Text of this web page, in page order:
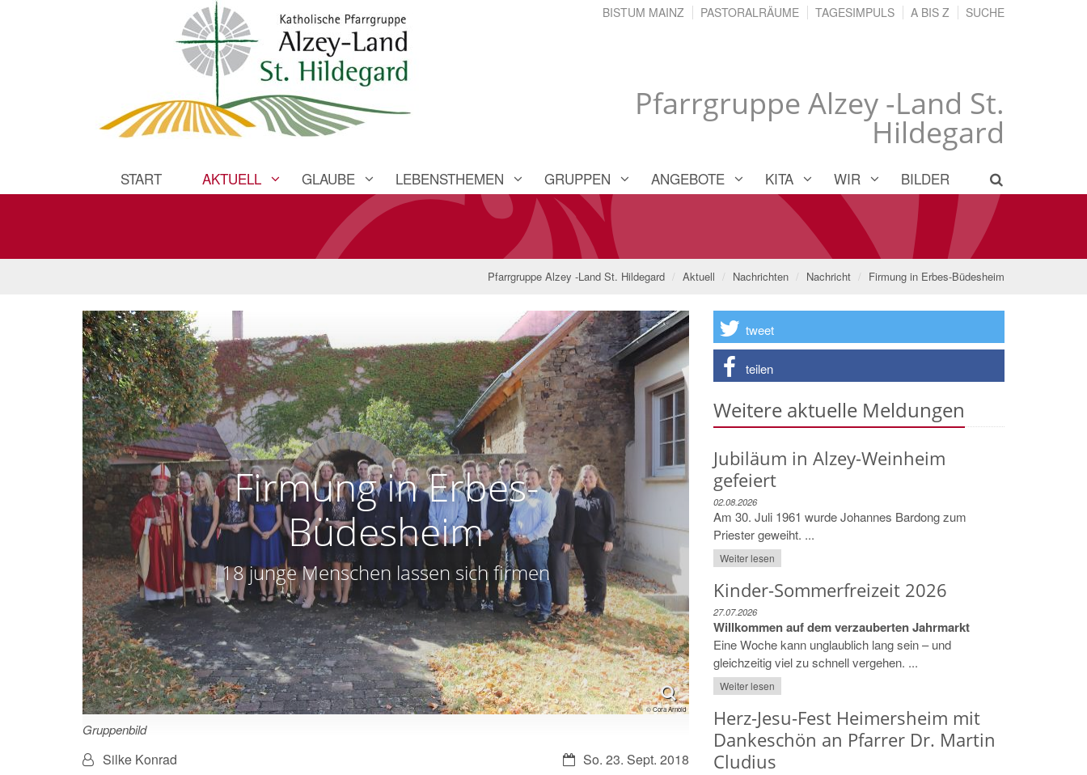
Pfarrgruppe Alzey -Land St.
Hildegard
BISTUM MAINZ PASTORALRÄUME TAGESIMPULS A BIS Z SUCHE
START AKTUELL GLAUBE LEBENSTHEMEN GRUPPEN ANGEBOTE KITA WIR BILDER
Pfarrgruppe Alzey -Land St. Hildegard Aktuell Nachrichten Nachricht Firmung in Erbes-Büdesheim
Firmung in Erbes-
Büdesheim
18 junge Menschen lassen sich firmen
© Cora Arnold
Gruppenbild
Datum:So. 23. Sept. 2018
Von:Silke Konrad
tweet
teilen
Weitere aktuelle Meldungen
Jubiläum in Alzey-Weinheim
gefeiert
02.08.2026
Am 30. Juli 1961 wurde Johannes Bardong zum
Priester geweiht. ...
Weiter lesen
Kinder-Sommerfreizeit 2026
27.07.2026
Willkommen auf dem verzauberten Jahrmarkt
Eine Woche kann unglaublich lang sein – und
gleichzeitig viel zu schnell vergehen. ...
Weiter lesen
Herz-Jesu-Fest Heimersheim mit
Dankeschön an Pfarrer Dr. Martin
Cludius